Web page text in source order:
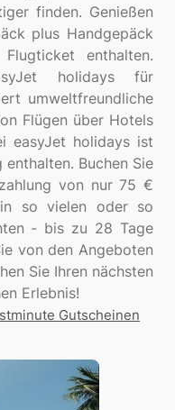
finden. Genießen
plus Handgepäck
enthalten.
holidays für
umweltfreundliche
Flügen über Hotels
easyJet holidays ist
Buchen Sie
von nur 75 €
so vielen oder so
- bis zu 28 Tage
von den Angeboten
Sie Ihren nächsten
Gutscheinen